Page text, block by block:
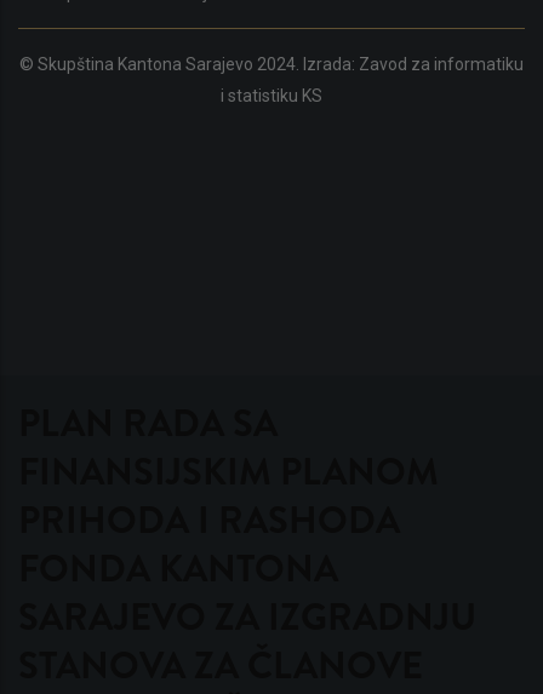
© Skupština Kantona Sarajevo 2024. Izrada: Zavod za informatiku
i statistiku KS